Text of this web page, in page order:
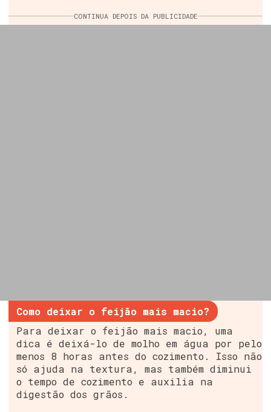
CONTINUA DEPOIS DA PUBLICIDADE
Como deixar o feijão mais macio?
Para deixar o feijão mais macio, uma
dica é deixá-lo de molho em água por pelo
menos 8 horas antes do cozimento. Isso não
só ajuda na textura, mas também diminui
o tempo de cozimento e auxilia na
digestão dos grãos.